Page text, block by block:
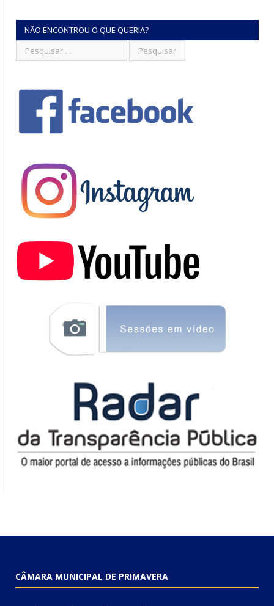
NÃO ENCONTROU O QUE QUERIA?
CÂMARA MUNICIPAL DE PRIMAVERA